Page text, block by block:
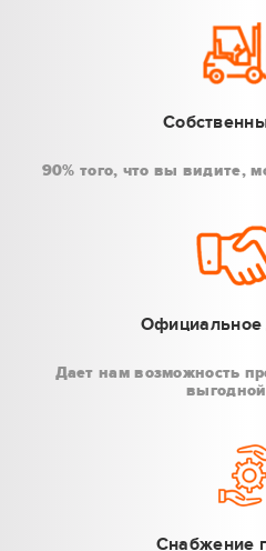
90% того, что вы видите,
Официальное
Дает нам возможность
Снабжение